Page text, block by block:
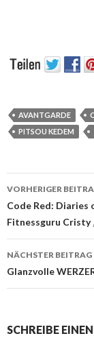
AVANTGARDE
PITSOU KEDEM
Beitrags-
VORHERIGER
Code Red: Diaries
Fitnessguru Cristy
NÄCHSTER BEITRAG
Glanzvolle
SCHREIBE